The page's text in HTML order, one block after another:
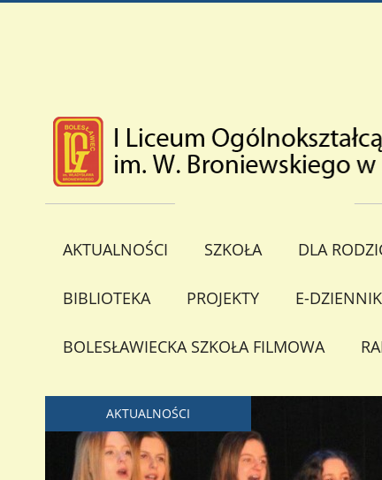
AKTUALNOŚCI SZKOŁA DLA
BIBLIOTEKA PROJEKTY E-DZIENNIK
BOLESŁAWIECKA SZKOŁA FILMOWA
AKTUALNOŚCI